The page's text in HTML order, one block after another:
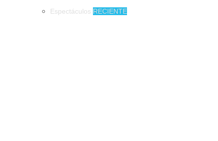
Espectáculos RECIENTE